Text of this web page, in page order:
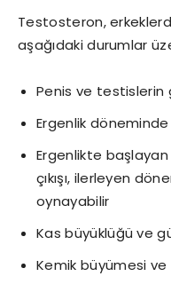
Testosteron,
aşağıdaki durumlar
Penis ve testislerin
Ergenlik döneminde
Ergenlikte başlayan
çıkışı, ilerleyen
oynayabilir
Kas büyüklüğü ve
Kemik büyümesi ve